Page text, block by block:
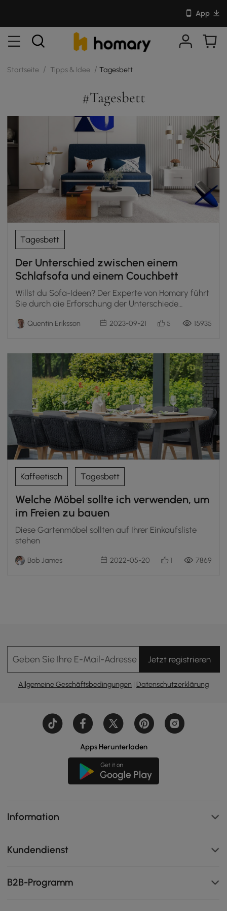
App
Startseite / Tipps & Idee / Tagesbett
#Tagesbett
Tagesbett
Der Unterschied zwischen einem
Schlafsofa und einem Couchbett
Willst du Sofa-Ideen? Der Experte von Homary führt
Sie durch die Erforschung der Unterschiede
Quentin Eriksson 2023-09-21 5 15935
Kaffeetisch Tagesbett
Welche Möbel sollte ich verwenden, um
im Freien zu bauen
Diese Gartenmöbel sollten auf Ihrer Einkaufsliste
stehen
Bob James 2022-05-20 1 7869
Geben Sie Ihre E-Mail-Adresse EinJetzt registrieren
Allgemeine Geschäftsbedingungen | Datenschutzerklärung
Apps Herunterladen
Information
Kundendienst
B2B-Programm